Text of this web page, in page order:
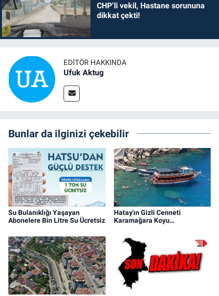
CHP’li vekil, Hastane sorununa
dikkat çekti!
EDITÖR HAKKINDA
Ufuk Aktug
Bunlar da ilginizi çekebilir
Su Bulanıklığı Yaşayan
Abonelere Bin Litre Su Ücretsiz
Hatay'ın Gizli Cenneti
Karamağara Koyu…